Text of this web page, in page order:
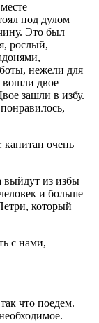
под дулом
Это был
рослый,
нежели для
вошли двое
зашли в избу.
очень
выйдут из избы
и больше
который
с нами, —
что поедем.